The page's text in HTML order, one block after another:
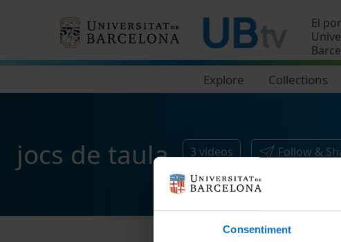
Consentiment
El
Explore Collections
jocs de taula 3 videos Follow &